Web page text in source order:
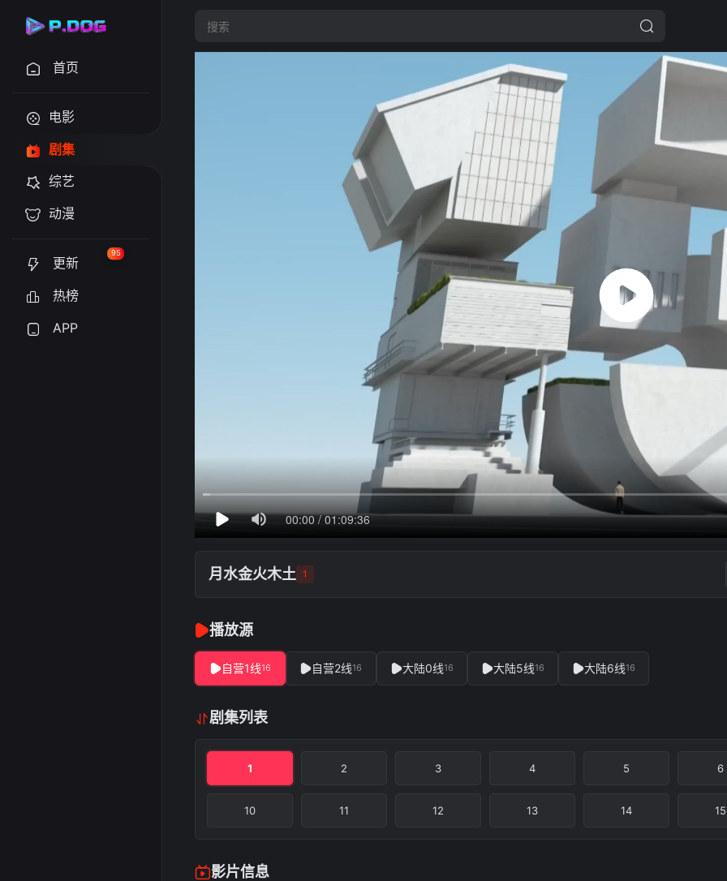
首页
电影
剧集
综艺
动漫
更新
95
热榜
APP
月水金火木土 1
播放源
自营1线16 自营2线16 大陆0线16 大陆5线16 大陆6线16
剧集列表
1 2 3 4 5 6
10 11 12 13 14 15
影片信息